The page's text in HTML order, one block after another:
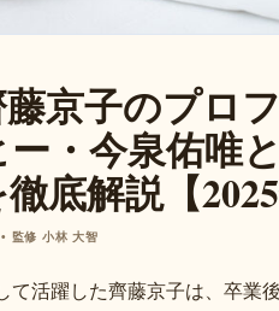
京子のプロ
・今泉佑唯
底解説【
監修 小林 大智
て活躍した齊藤京子は、卒業